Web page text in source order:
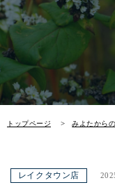
トップページ みよたから
レイクタウン店